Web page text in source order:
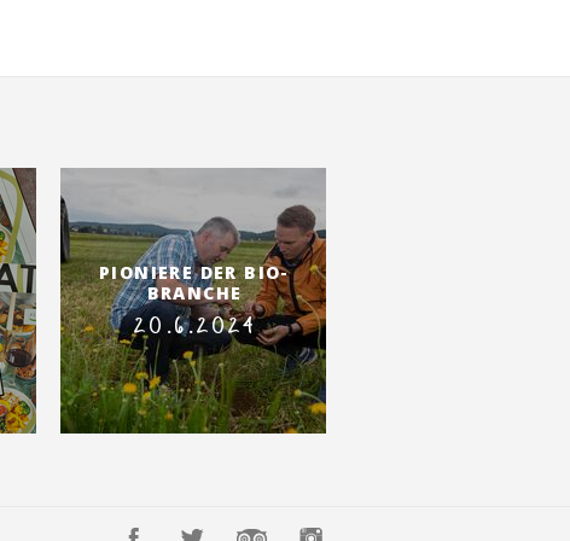
PIONIERE DER BIO-
BRANCHE
20.6.2024